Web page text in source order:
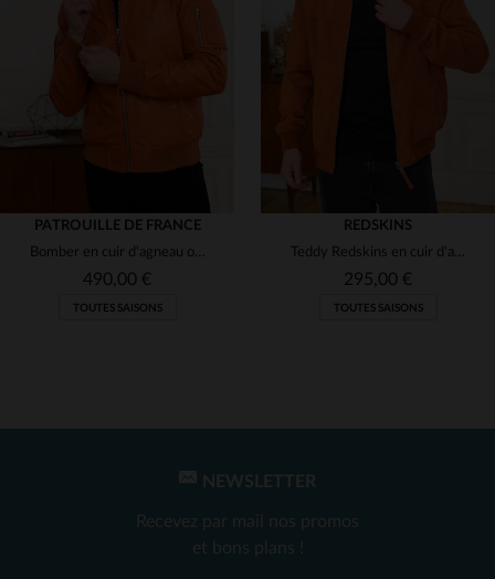
(2)
(1)
(1)
(1)
(2)
TAILLES DISPONIBLES
L
PATROUILLE DE FRANCE
Bomber en cuir d'agneau orange, hommage à la Patrouille de France.
490,00 €
TOUTES SAISONS
TAILLES DISPONIBLES
REDSKINS
Teddy Redskins en cuir d'agneau orange.Bords-côtes et coupe confort.
295,00 €
TOUTES SAISONS
NEWSLETTER
Recevez par mail nos promos
et bons plans !